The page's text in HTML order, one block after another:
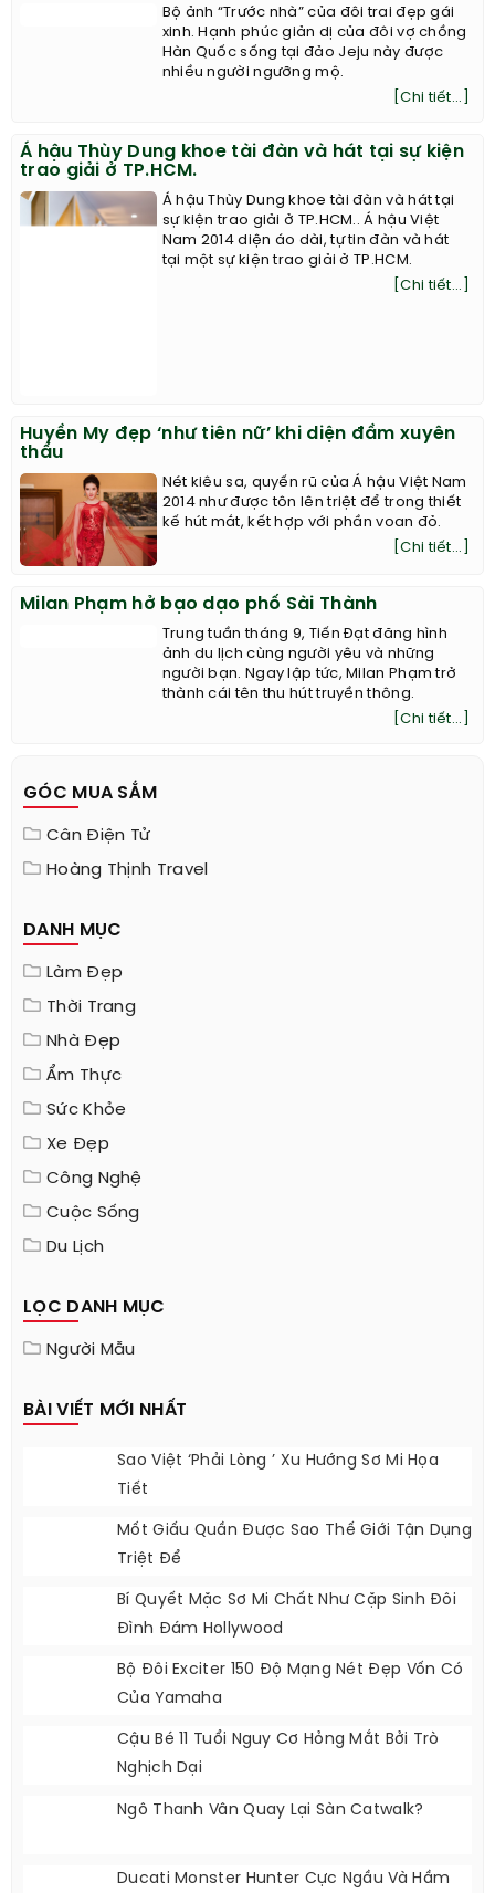
Bộ ảnh “Trước nhà” của đôi trai đẹp gái xinh
Bộ ảnh “Trước nhà” của đôi trai đẹp gái
xinh. Hạnh phúc giản dị của đôi vợ chồng
Hàn Quốc sống tại đảo Jeju này được
[Chi tiết...]
Á hậu Thùy Dung khoe tài đàn và hát tại sự kiện
[Chi tiết...]
thấu
Nét kiêu sa, quyến rũ của Á hậu Việt Nam
2014 như được tôn lên triệt để trong thiết
kế hút mắt, kết hợp với phần voan đỏ.
[Chi tiết...]
GÓC MUA SẮM
Cân Điện Tử
Hoàng Thịnh Travel
DANH MỤC
Làm Đẹp
Thời Trang
Nhà Đẹp
Ẩm Thực
Sức Khỏe
Công Nghệ
Cuộc Sống
LỌC DANH MỤC
Người Mẫu
BÀI VIẾT MỚI NHẤT
Sao Việt ‘phải Lòng ’ Xu Hướng Sơ Mi Họa
Tiết
Mốt Giấu Quần Được Sao Thế Giới Tận Dụng
Triệt Để
Bí Quyết Mặc Sơ Mi Chất Như Cặp Sinh Đôi
Đình Đám Hollywood
Bộ Đôi Exciter 150 Độ Mạng Nét Đẹp Vốn Có
Cậu Bé 11 Tuổi Nguy Cơ Hỏng Mắt Bởi Trò